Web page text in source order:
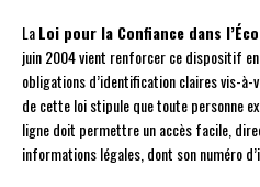
LaLoi pour la Confiance dans
juin 2004 vient renforcer ce dispositif
obligations d’identification claires vis-à-
de cette loi stipule que toute personne
ligne doit permettre un accès facile,
informations légales, dont son numéro